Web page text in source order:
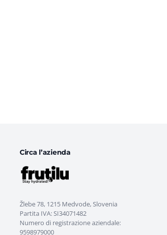
Circa l’azienda
Žlebe 78, 1215 Medvode, Slovenia
Partita IVA: SI34071482
Numero di registrazione aziendale:
9598979000